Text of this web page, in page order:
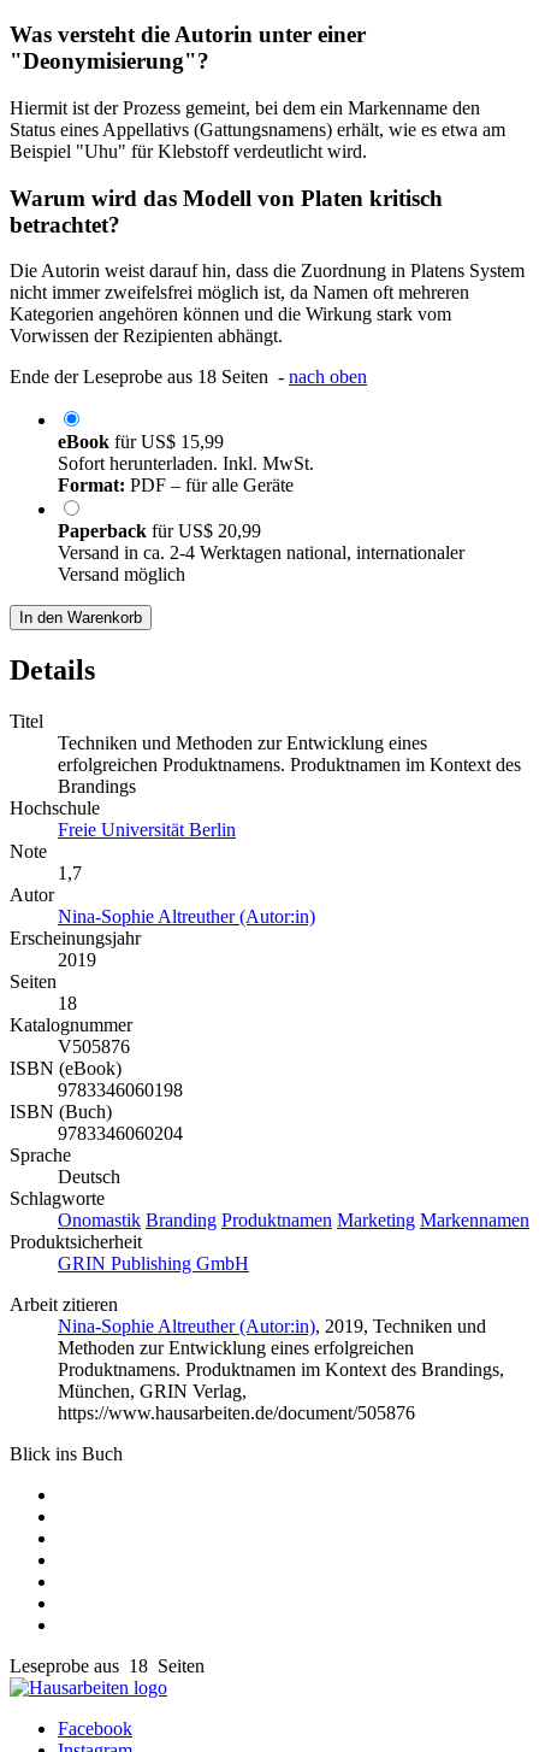
Was versteht die Autorin unter einer
"Deonymisierung"?
Hiermit ist der Prozess gemeint, bei dem ein Markenname den
Status eines Appellativs (Gattungsnamens) erhält, wie es etwa am
Beispiel "Uhu" für Klebstoff verdeutlicht wird.
Warum wird das Modell von Platen kritisch
betrachtet?
Die Autorin weist darauf hin, dass die Zuordnung in Platens System
nicht immer zweifelsfrei möglich ist, da Namen oft mehreren
Kategorien angehören können und die Wirkung stark vom
Vorwissen der Rezipienten abhängt.
Ende der Leseprobe aus 18 Seiten - nach oben
eBook fürUS$ 15,99
Sofort herunterladen. Inkl. MwSt.
Format: PDF – für alle Geräte
Paperback fürUS$ 20,99
Versand in ca. 2-4 Werktagen national, internationaler
Versand möglich
In den Warenkorb
Details
Titel
Techniken und Methoden zur Entwicklung eines
erfolgreichen Produktnamens. Produktnamen im Kontext des
Brandings
Hochschule
Freie Universität Berlin
Note
1,7
Autor
Nina-Sophie Altreuther (Autor:in)
Erscheinungsjahr
2019
Seiten
18
Katalognummer
V505876
ISBN (eBook)
9783346060198
ISBN (Buch)
9783346060204
Sprache
Deutsch
Schlagworte
Onomastik Branding Produktnamen Marketing Markennamen
Produktsicherheit
GRIN Publishing GmbH
Arbeit zitieren
Nina-Sophie Altreuther (Autor:in), 2019, Techniken und
Methoden zur Entwicklung eines erfolgreichen
Produktnamens. Produktnamen im Kontext des Brandings,
München, GRIN Verlag,
https://www.hausarbeiten.de/document/505876
Blick ins Buch